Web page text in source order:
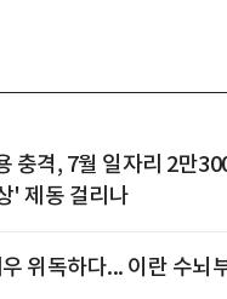
충격, 7월 일자리 2만
' 제동 걸리나
위독하다... 이란 수뇌